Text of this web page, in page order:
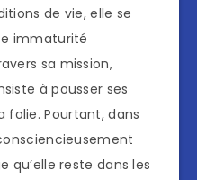
de vie, elle se
immaturité
sa mission,
à pousser ses
folie. Pourtant, dans
qu’elle reste dans les